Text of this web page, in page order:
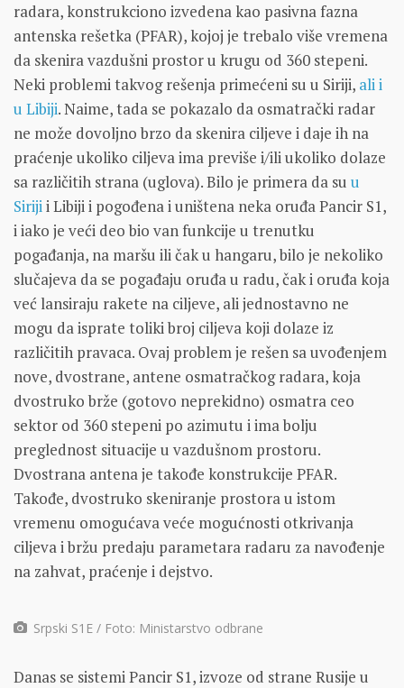
radara, konstrukciono izvedena kao pasivna fazna
antenska rešetka (PFAR), kojoj je trebalo više vremena
da skenira vazdušni prostor u krugu od 360 stepeni.
Neki problemi takvog rešenja primećeni su u Siriji, ali i
u Libiji. Naime, tada se pokazalo da osmatrački radar
ne može dovoljno brzo da skenira ciljeve i daje ih na
praćenje ukoliko ciljeva ima previše i/ili ukoliko dolaze
sa različitih strana (uglova). Bilo je primera da su u
Sirijii Libiji i pogođena i uništena neka oruđa Pancir S1,
i iako je veći deo bio van funkcije u trenutku
pogađanja, na maršu ili čak u hangaru, bilo je nekoliko
slučajeva da se pogađaju oruđa u radu, čak i oruđa koja
već lansiraju rakete na ciljeve, ali jednostavno ne
mogu da isprate toliki broj ciljeva koji dolaze iz
različitih pravaca. Ovaj problem je rešen sa uvođenjem
nove, dvostrane, antene osmatračkog radara, koja
dvostruko brže (gotovo neprekidno) osmatra ceo
sektor od 360 stepeni po azimutu i ima bolju
preglednost situacije u vazdušnom prostoru.
Dvostrana antena je takođe konstrukcije PFAR.
Takođe, dvostruko skeniranje prostora u istom
vremenu omogućava veće mogućnosti otkrivanja
ciljeva i bržu predaju parametara radaru za navođenje
na zahvat, praćenje i dejstvo.
Srpski S1E / Foto: Ministarstvo odbrane
Danas se sistemi Pancir S1, izvoze od strane Rusije u